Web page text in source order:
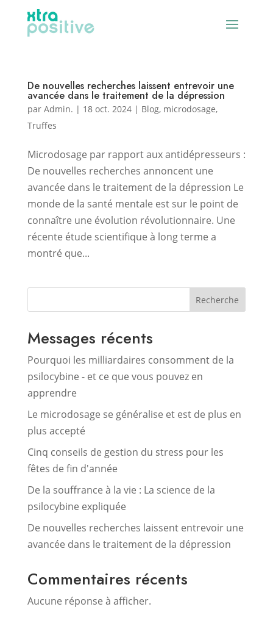
De nouvelles recherches laissent entrevoir une
avancée dans le traitement de la dépression
par Admin. | 18 oct. 2024| Blog, microdosage,
Truffes
Microdosage par rapport aux antidépresseurs :
De nouvelles recherches annoncent une
avancée dans le traitement de la dépression Le
monde de la santé mentale est sur le point de
connaître une évolution révolutionnaire. Une
récente étude scientifique à long terme a
montré que...
Recherche
Messages récents
Pourquoi les milliardaires consomment de la
psilocybine - et ce que vous pouvez en
apprendre
Le microdosage se généralise et est de plus en
plus accepté
Cinq conseils de gestion du stress pour les
fêtes de fin d'année
De la souffrance à la vie : La science de la
psilocybine expliquée
De nouvelles recherches laissent entrevoir une
avancée dans le traitement de la dépression
Commentaires récents
Aucune réponse à afficher.